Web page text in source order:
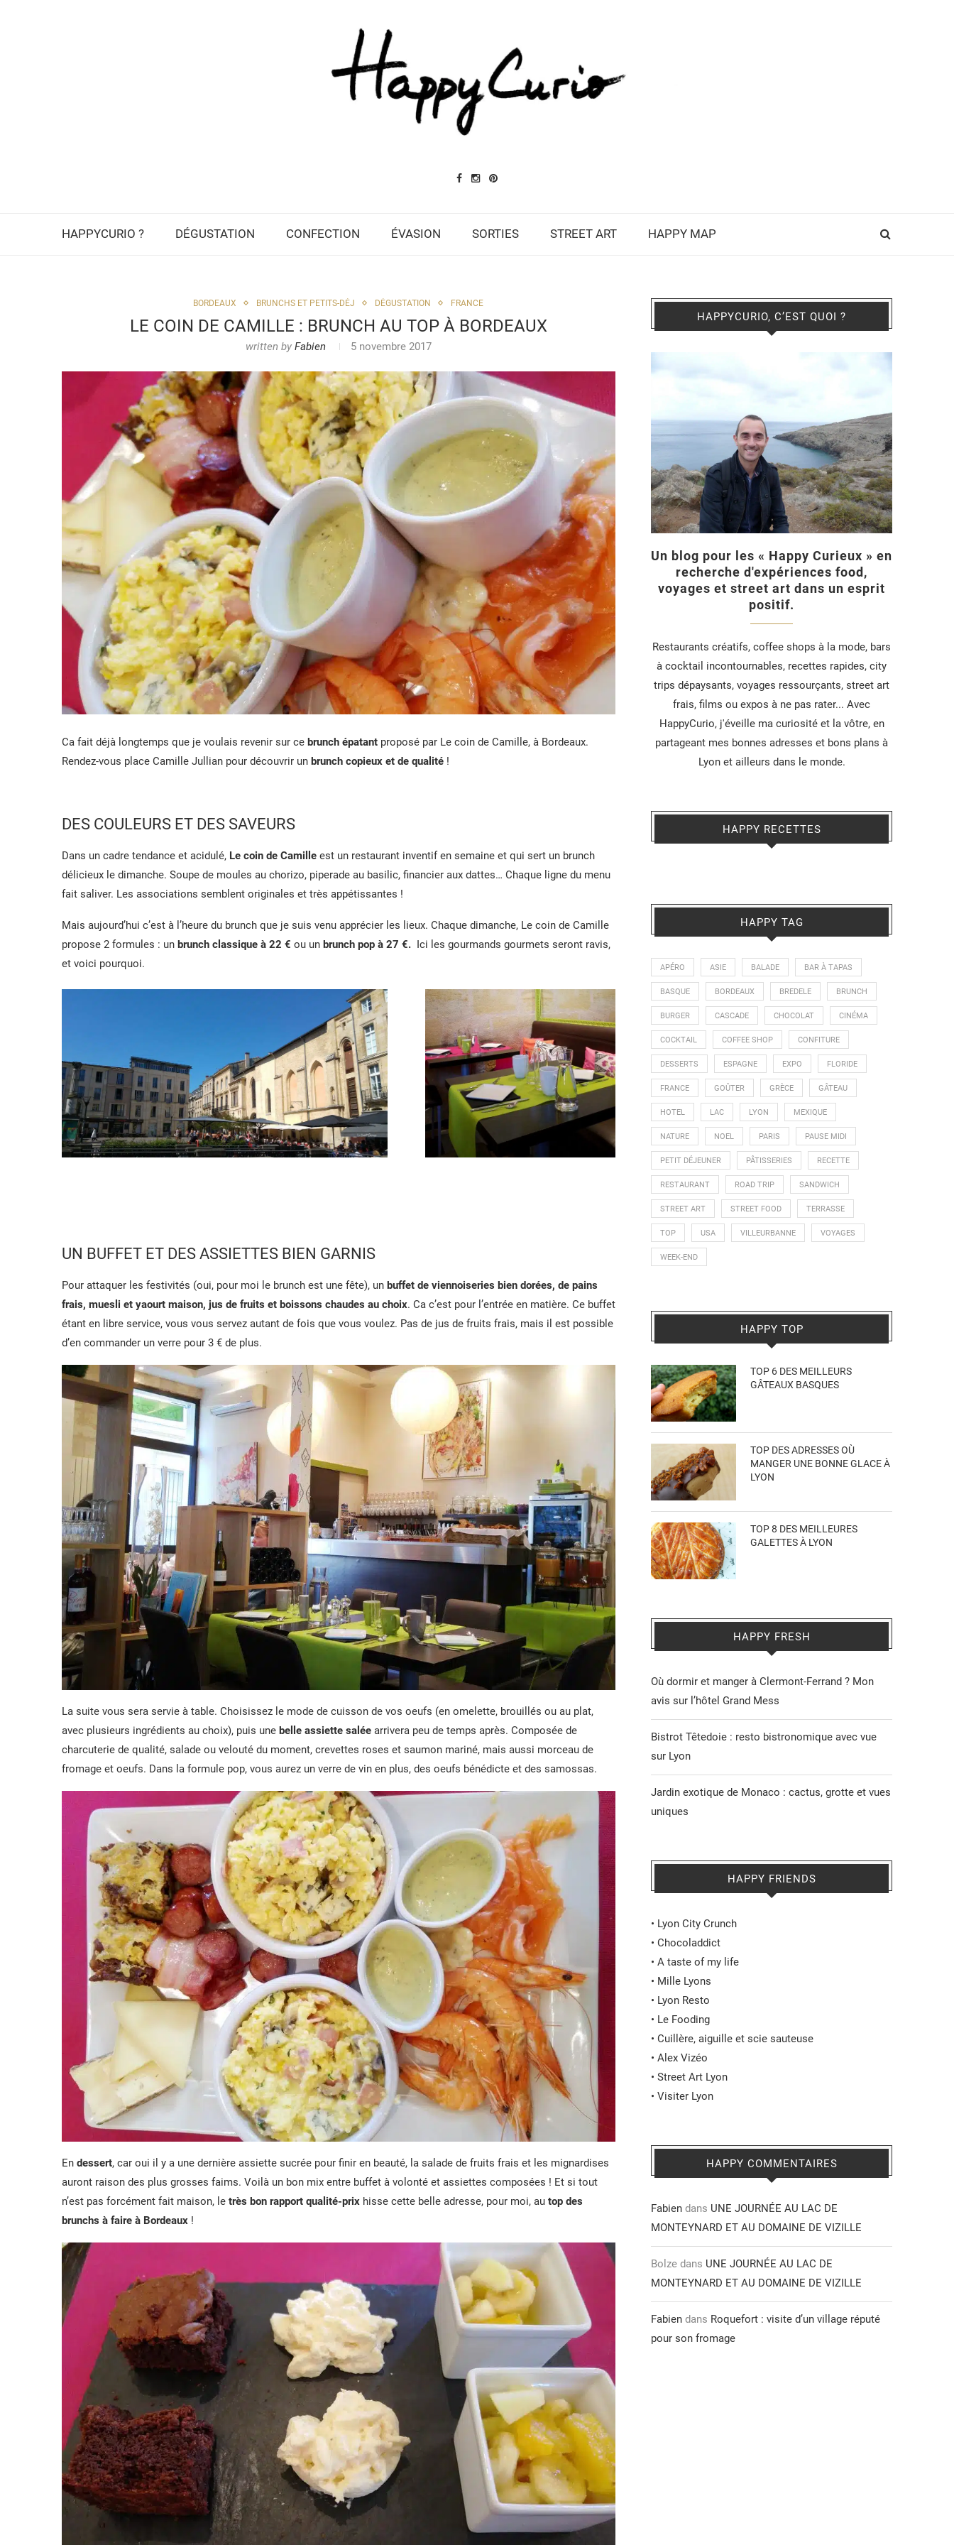
HAPPYCURIO ? DÉGUSTATION CONFECTION ÉVASION SORTIES STREET ART HAPPY MAP
BORDEAUX BRUNCHS ET PETITS-DÉJ DÉGUSTATION FRANCE
LE COIN DE CAMILLE : BRUNCH AU TOP À BORDEAUX
written by Fabien 5 novembre 2017
Ca fait déjà longtemps que je voulais revenir sur ce brunch épatant proposé par Le coin de Camille, à Bordeaux.
Rendez-vous place Camille Jullian pour découvrir un brunch copieux et de qualité !
DES COULEURS ET DES SAVEURS
Dans un cadre tendance et acidulé, Le coin de Camille est un restaurant inventif en semaine et qui sert un brunch
délicieux le dimanche. Soupe de moules au chorizo, piperade au basilic, financier aux dattes… Chaque ligne du menu
fait saliver. Les associations semblent originales et très appétissantes !
Mais aujourd’hui c’est à l’heure du brunch que je suis venu apprécier les lieux. Chaque dimanche, Le coin de Camille
propose 2 formules : un brunch classique à 22 € ou un brunch pop à 27 €. Ici les gourmands gourmets seront ravis,
et voici pourquoi.
UN BUFFET ET DES ASSIETTES BIEN GARNIS
Pour attaquer les festivités (oui, pour moi le brunch est une fête), un buffet de viennoiseries bien dorées, de pains
frais, muesli et yaourt maison, jus de fruits et boissons chaudes au choix. Ca c’est pour l’entrée en matière. Ce buffet
étant en libre service, vous vous servez autant de fois que vous voulez. Pas de jus de fruits frais, mais il est possible
d’en commander un verre pour 3 € de plus.
La suite vous sera servie à table. Choisissez le mode de cuisson de vos oeufs (en omelette, brouillés ou au plat,
avec plusieurs ingrédients au choix), puis une belle assiette salée arrivera peu de temps après. Composée de
charcuterie de qualité, salade ou velouté du moment, crevettes roses et saumon mariné, mais aussi morceau de
fromage et oeufs. Dans la formule pop, vous aurez un verre de vin en plus, des oeufs bénédicte et des samossas.
En dessert, car oui il y a une dernière assiette sucrée pour finir en beauté, la salade de fruits frais et les mignardises
auront raison des plus grosses faims. Voilà un bon mix entre buffet à volonté et assiettes composées ! Et si tout
n’est pas forcément fait maison, le très bon rapport qualité-prix hisse cette belle adresse, pour moi, au top des
brunchs à faire à Bordeaux !
HAPPYCURIO, C’EST QUOI ?
Un blog pour les « Happy Curieux » en
recherche d'expériences food,
voyages et street art dans un esprit
positif.
Restaurants créatifs, coffee shops à la mode, bars
à cocktail incontournables, recettes rapides, city
trips dépaysants, voyages ressourçants, street art
frais, films ou expos à ne pas rater... Avec
HappyCurio, j'éveille ma curiosité et la vôtre, en
partageant mes bonnes adresses et bons plans à
Lyon et ailleurs dans le monde.
HAPPY RECETTES
HAPPY TAG
APÉRO ASIE BALADE BAR À TAPAS
BASQUE BORDEAUX BREDELE BRUNCH
BURGER CASCADE CHOCOLAT CINÉMA
COCKTAIL COFFEE SHOP CONFITURE
DESSERTS ESPAGNE EXPO FLORIDE
FRANCE GOÛTER GRÈCE GÂTEAU
HOTEL LAC LYON MEXIQUE
NATURE NOEL PARIS PAUSE MIDI
PETIT DÉJEUNER PÂTISSERIES RECETTE
RESTAURANT ROAD TRIP SANDWICH
STREET ART STREET FOOD TERRASSE
TOP USA VILLEURBANNE VOYAGES
WEEK-END
HAPPY TOP
TOP 6 DES MEILLEURS
GÂTEAUX BASQUES
TOP DES ADRESSES OÙ
MANGER UNE BONNE GLACE À
LYON
TOP 8 DES MEILLEURES
GALETTES À LYON
HAPPY FRESH
Où dormir et manger à Clermont-Ferrand ? Mon
avis sur l’hôtel Grand Mess
Bistrot Têtedoie : resto bistronomique avec vue
sur Lyon
Jardin exotique de Monaco : cactus, grotte et vues
uniques
HAPPY FRIENDS
• Lyon City Crunch
• Chocoladdict
• A taste of my life
• Mille Lyons
• Lyon Resto
• Le Fooding
• Cuillère, aiguille et scie sauteuse
• Alex Vizéo
• Street Art Lyon
• Visiter Lyon
HAPPY COMMENTAIRES
Fabien dans UNE JOURNÉE AU LAC DE
MONTEYNARD ET AU DOMAINE DE VIZILLE
Bolze dans UNE JOURNÉE AU LAC DE
MONTEYNARD ET AU DOMAINE DE VIZILLE
Fabien dans Roquefort : visite d’un village réputé
pour son fromage